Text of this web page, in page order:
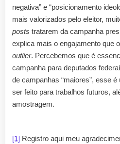
negativa” e “posicionamento
mais valorizados pelo eleitor,
posts tratarem da campanha
explica mais o engajamento que
outlier. Percebemos que é
campanha para deputados
de campanhas “maiores”, esse
ser feito para trabalhos futuros,
amostragem.
[1] Registro aqui meu